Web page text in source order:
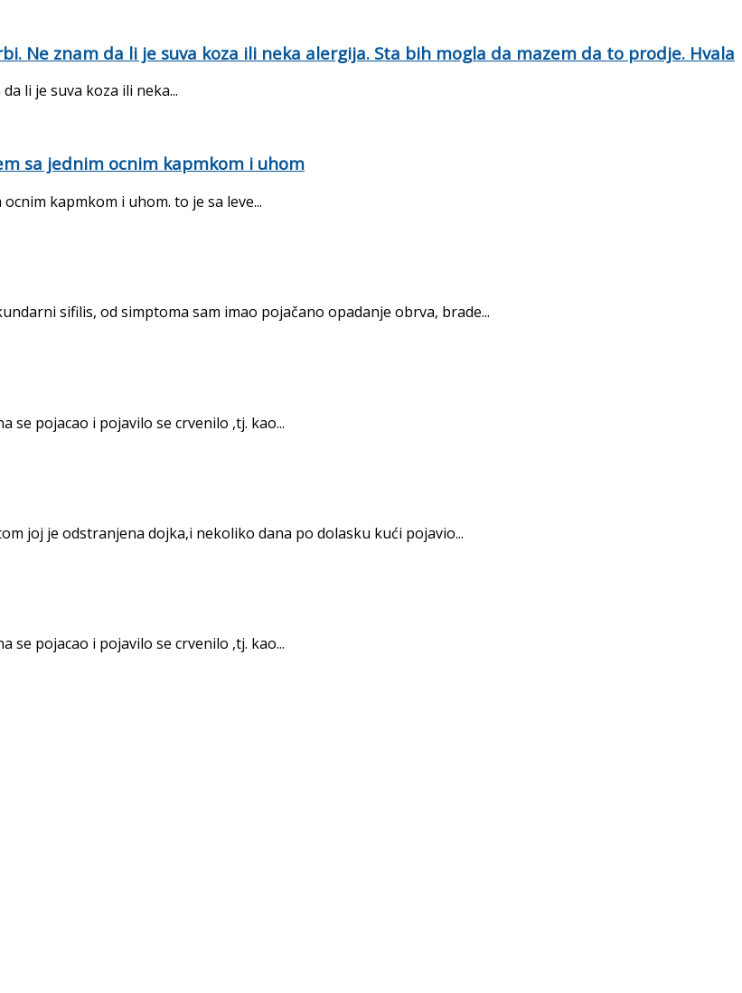
Ne znam da li je suva koza ili neka alergija. Sta bih mogla da mazem da to prodje. Hvala
li je suva koza ili neka...
sa jednim ocnim kapmkom i uhom
kapmkom i uhom. to je sa leve...
sifilis, od simptoma sam imao pojačano opadanje obrva, brade...
se pojacao i pojavilo se crvenilo ,tj. kao...
joj je odstranjena dojka,i nekoliko dana po dolasku kući pojavio...
se pojacao i pojavilo se crvenilo ,tj. kao...